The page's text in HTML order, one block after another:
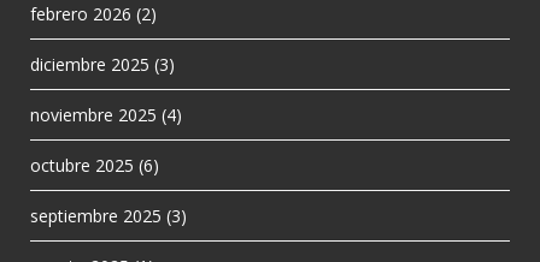
febrero 2026 (2)
diciembre 2025 (3)
noviembre 2025 (4)
octubre 2025 (6)
septiembre 2025 (3)